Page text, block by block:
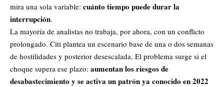
mira una sola variable: cuánto tiempo puede durar la
interrupción.
La mayoría de analistas no trabaja, por ahora, con un conflicto
prolongado. Citi plantea un escenario base de una o dos semanas
de hostilidades y posterior desescalada. El problema surge si el
choque supera ese plazo: aumentan los riesgos de
desabastecimiento y se activa un patrón ya conocido en 2022